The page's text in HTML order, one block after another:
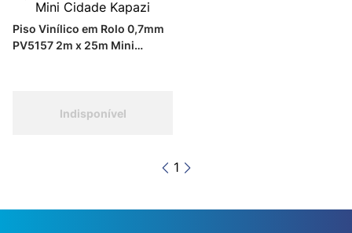
Piso Vinílico em Rolo 0,7mm
PV5157 2m x 25m Mini
Indisponível
1